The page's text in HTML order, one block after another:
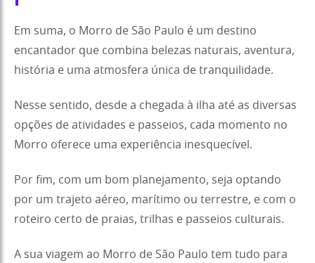
Em suma, o Morro de São Paulo é um destino
encantador que combina belezas naturais, aventura,
história e uma atmosfera única de tranquilidade.
Nesse sentido, desde a chegada à ilha até as diversas
opções de atividades e passeios, cada momento no
Morro oferece uma experiência inesquecível.
Por fim, com um bom planejamento, seja optando
por um trajeto aéreo, marítimo ou terrestre, e com o
roteiro certo de praias, trilhas e passeios culturais.
A sua viagem ao Morro de São Paulo tem tudo para